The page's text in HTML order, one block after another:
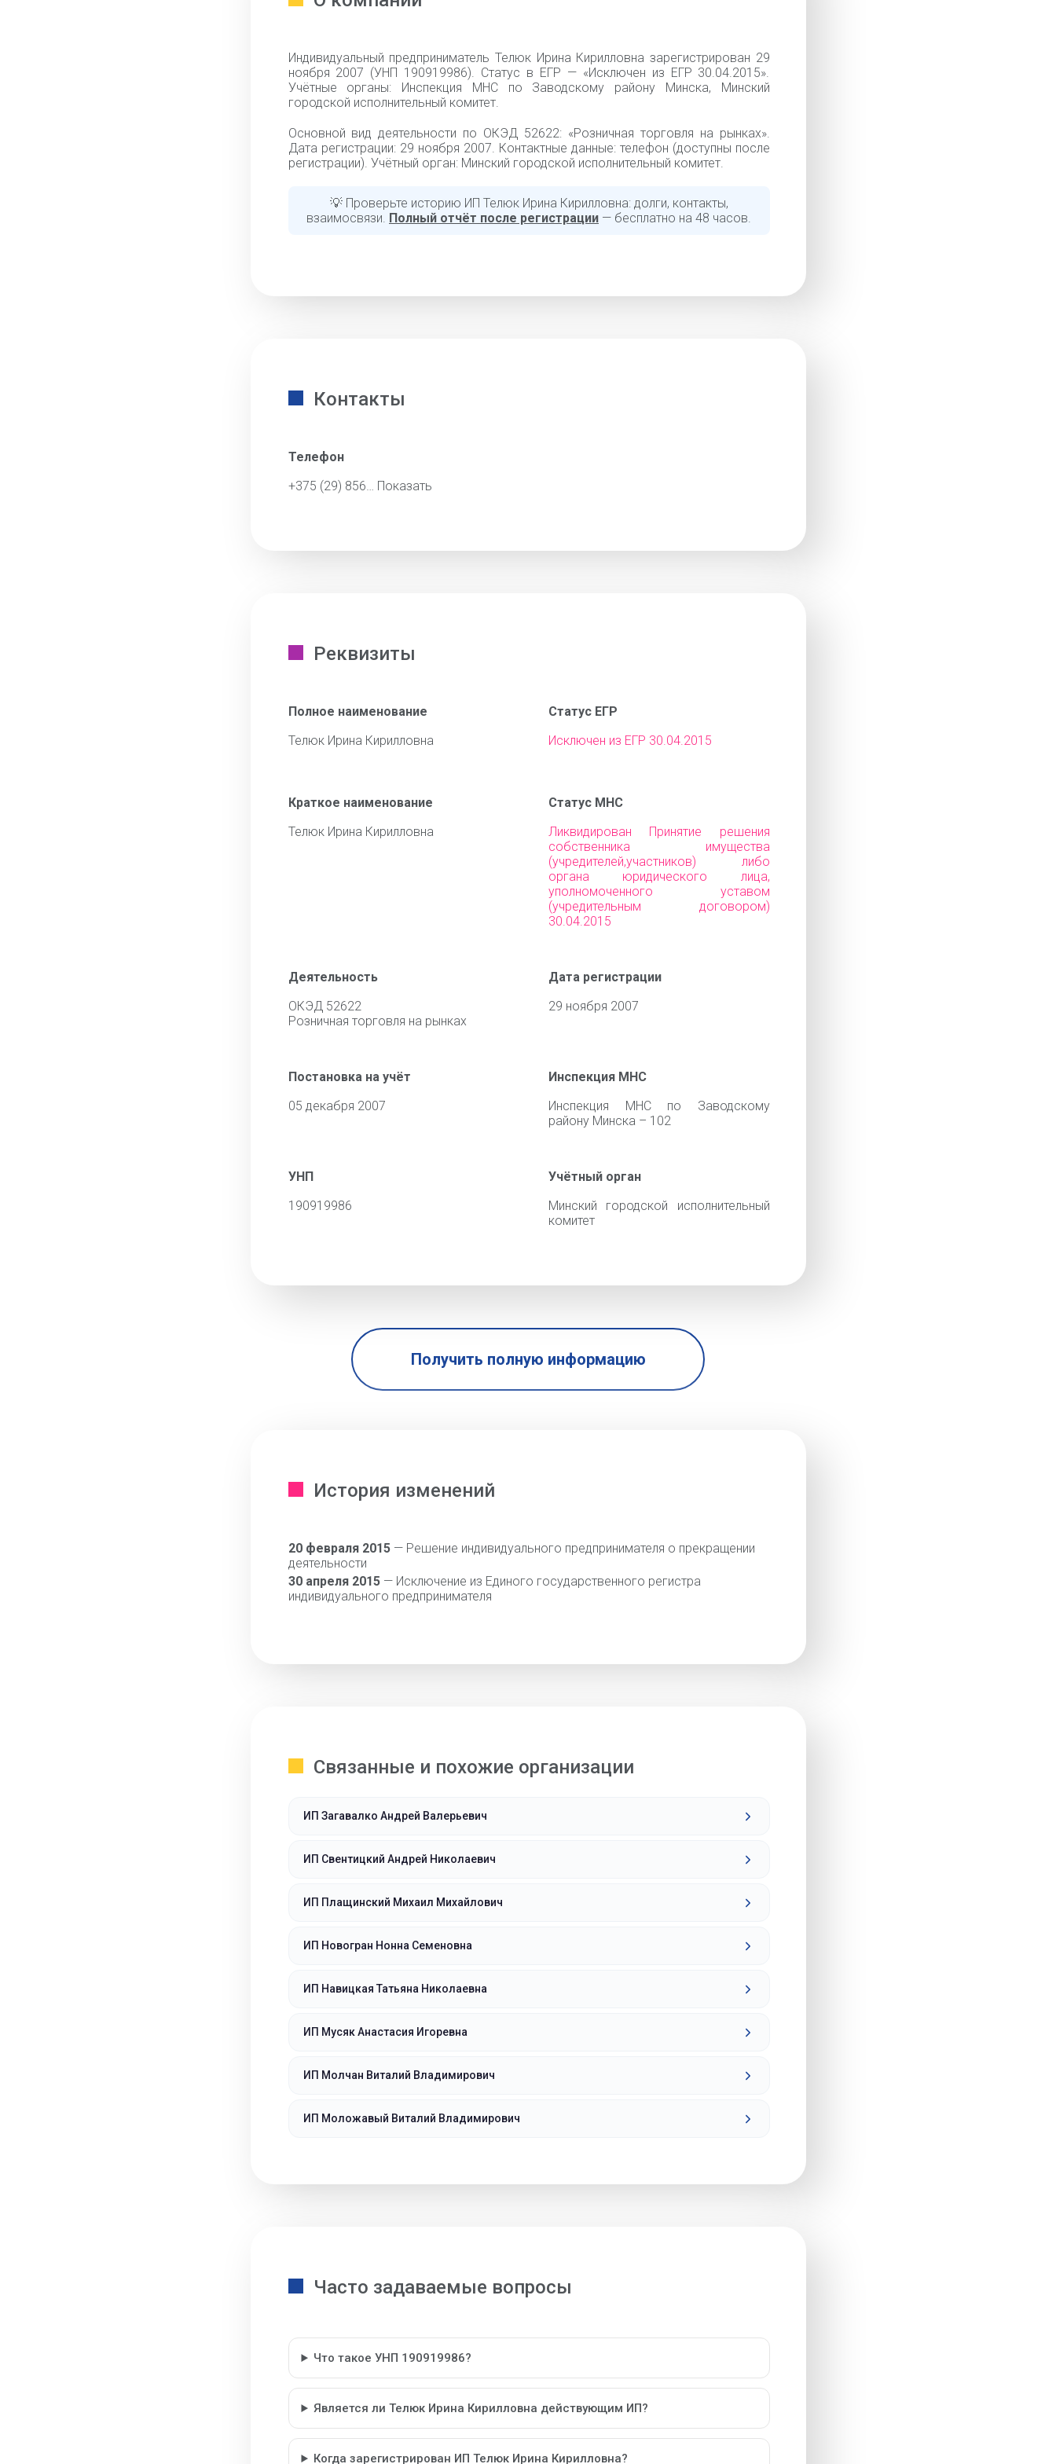
Индивидуальный предприниматель Телюк Ирина Кирилловна зарегистрирован 29
ноября 2007 (УНП 190919986). Статус в ЕГР — «Исключен из ЕГР 30.04.2015».
Учётные органы: Инспекция МНС по Заводскому району Минска, Минский
городской исполнительный комитет.
Основной вид деятельности по ОКЭД 52622: «Розничная торговля на рынках».
Дата регистрации: 29 ноября 2007. Контактные данные: телефон (доступны после
регистрации). Учётный орган: Минский городской исполнительный комитет.
💡 Проверьте историю ИП Телюк Ирина Кирилловна: долги, контакты,
взаимосвязи. Полный отчёт после регистрации — бесплатно на 48 часов.
Контакты
Телефон
+375 (29) 856… Показать
Реквизиты
Полное наименование
Телюк Ирина Кирилловна
Статус ЕГР
Исключен из ЕГР 30.04.2015
Краткое наименование
Телюк Ирина Кирилловна
Статус МНС
Ликвидирован Принятие решения
собственника имущества
(учредителей,участников) либо
органа юридического лица,
уполномоченного уставом
(учредительным договором)
30.04.2015
Деятельность
ОКЭД 52622
Розничная торговля на рынках
Дата регистрации
29 ноября 2007
Постановка на учёт
05 декабря 2007
Инспекция МНС
Инспекция МНС по Заводскому
району Минска – 102
УНП
190919986
Учётный орган
Минский городской исполнительный
комитет
Получить полную информацию
История изменений
20 февраля 2015— Решение индивидуального предпринимателя о прекращении
деятельности
30 апреля 2015— Исключение из Единого государственного регистра
индивидуального предпринимателя
Связанные и похожие организации
ИП Загавалко Андрей Валерьевич
ИП Свентицкий Андрей Николаевич
ИП Плащинский Михаил Михайлович
ИП Новогран Нонна Семеновна
ИП Навицкая Татьяна Николаевна
ИП Мусяк Анастасия Игоревна
ИП Молчан Виталий Владимирович
ИП Моложавый Виталий Владимирович
Часто задаваемые вопросы
Что такое УНП 190919986?
Является ли Телюк Ирина Кирилловна действующим ИП?
Когда зарегистрирован ИП Телюк Ирина Кирилловна?